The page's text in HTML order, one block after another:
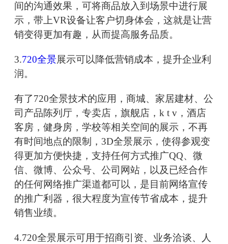
间的沟通效果，可将商品放入到场景中进行展
示，带上VR设备让客户切身体会，这就是让营
销变得更加有趣，从而提高服务品质。
3.720全景展示可以降低营销成本，提升企业利
润。
有了720全景技术的应用，商城、家居建材、公
司产品陈列厅，专卖店，旗舰店，k t v，酒店
客房，健身房，学校等相关空间的展示，不再
有时间地点的限制，3D全景展示，使得参观变
得更加方便快捷，支持任何方式推广QQ、微
信、微博、公众号、公司网站，以及已经合作
的任何网络推广渠道都可以，是目前网络宣传
的推广利器，很大程度为宣传节省成本，提升
销售业绩。
4.720全景展示可用于招商引资、业务洽谈、人